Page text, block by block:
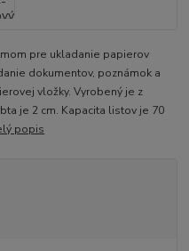
pre ukladanie papierov
dokumentov, poznámok a
vložky. Vyrobený je z
je 2 cm. Kapacita listov je 70
popis